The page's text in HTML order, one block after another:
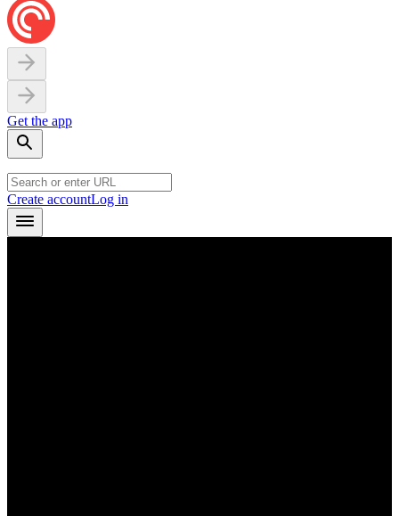
Get the app
Create accountLog in